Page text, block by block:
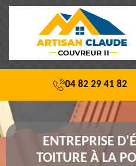
04 82 29 41 82
ENTREPRISE
TOITURE À LA